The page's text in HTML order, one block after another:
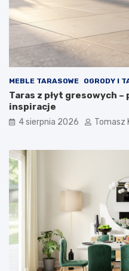
MEBLE TARASOWE OGRODY I
Taras z płyt gresowych
inspiracje
4 sierpnia 2026 Tomasz